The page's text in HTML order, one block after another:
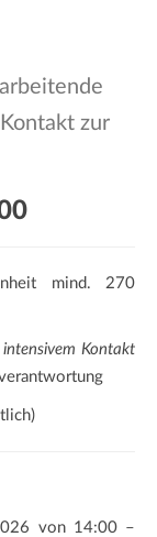
zur
mind. 270
Kontakt
von 14:00 –